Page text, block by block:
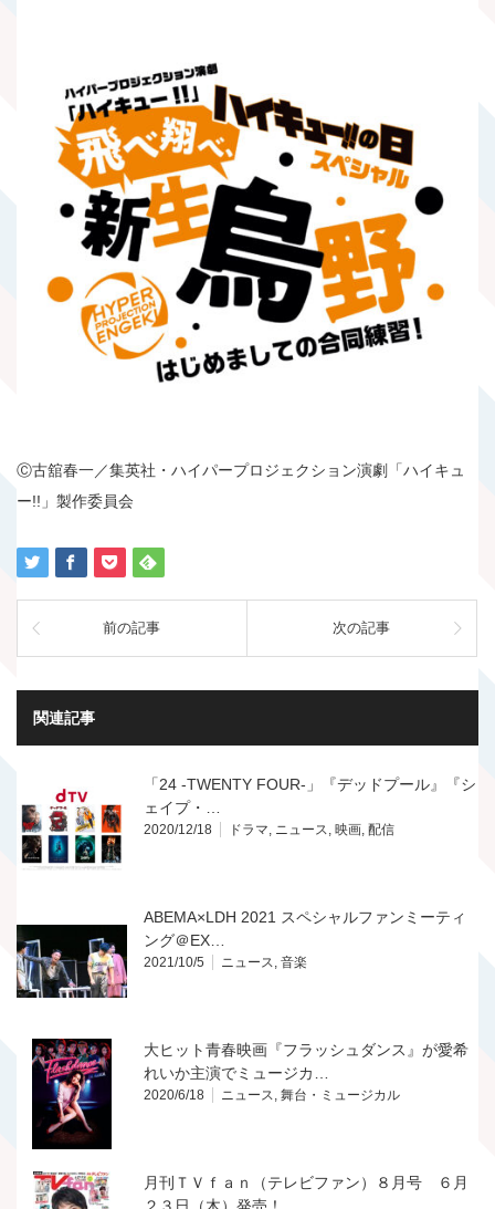
Ⓒ古舘春一／集英社・ハイパープロジェクション演劇「ハイキュ
ー!!」製作委員会
前の記事 次の記事
関連記事
「24 -TWENTY FOUR-」『デッドプール』『シ
ェイプ・…
2020/12/18 ドラマ, ニュース, 映画, 配信
ABEMA×LDH 2021 スペシャルファンミーティ
ング＠EX…
2021/10/5 ニュース, 音楽
大ヒット青春映画『フラッシュダンス』が愛希
れいか主演でミュージカ…
2020/6/18 ニュース, 舞台・ミュージカル
月刊ＴＶｆａｎ（テレビファン）８月号 ６月